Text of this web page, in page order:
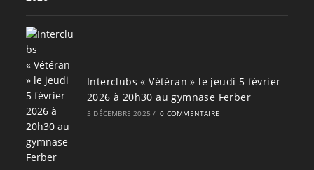
Interclubs « Vétéran » le jeudi 5 février
2026 à 20h30 au gymnase Ferber
5 DÉCEMBRE 2025 / 0 COMMENTAIRE